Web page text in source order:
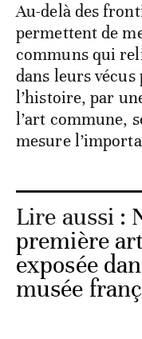
Au-delà des
permettent de
communs qui
dans leurs
l’histoire, par
l’art commune,
mesure
Lire aussi :
première
exposée
musée